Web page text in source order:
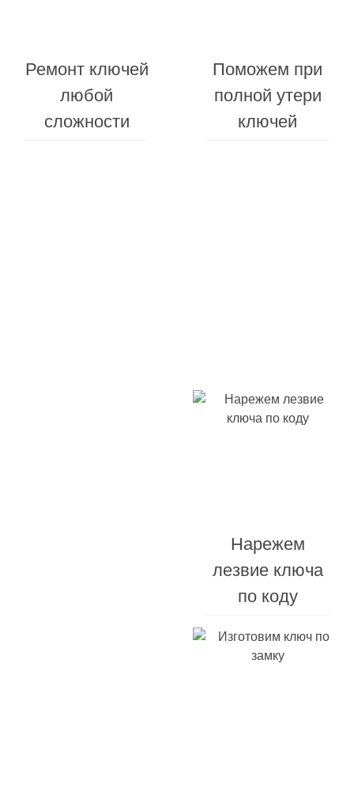
Ремонт ключей
любой
сложности
Поможем при
полной утери
ключей
Нарежем
лезвие ключа
по коду